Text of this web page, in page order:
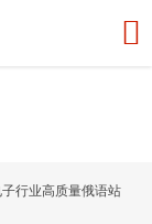

行业高质量俄语站